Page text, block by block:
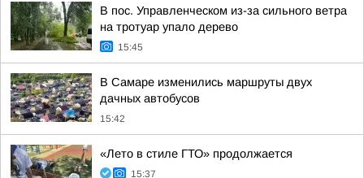
В пос. Управленческом из-за сильного ветра
на тротуар упало дерево
15:45
В Самаре изменились маршруты двух
дачных автобусов
15:42
«Лето в стиле ГТО» продолжается
15:37